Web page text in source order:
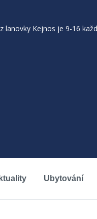
Kejnos je 9-16 každé
Ubytování